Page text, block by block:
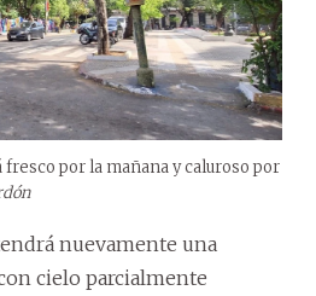
fresco por la mañana y caluroso por
nuevamente una
cielo parcialmente